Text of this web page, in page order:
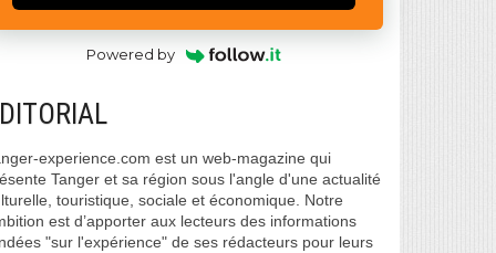
Powered by
experience.com est un web-magazine qui
Tanger et sa région sous l'angle d'une actualité
touristique, sociale et économique. Notre
est d’apporter aux lecteurs des informations
"sur l'expérience" de ses rédacteurs pour leurs